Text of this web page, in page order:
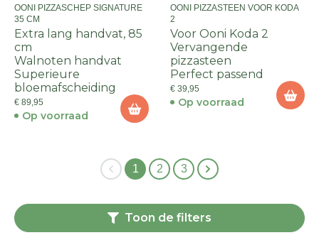
OONI PIZZASCHEP SIGNATURE
35 CM
Extra lang handvat, 85
cm
Walnoten handvat
Superieure
bloemafscheiding
€ 89,95
Op voorraad
OONI PIZZASTEEN VOOR KODA
2
Voor Ooni Koda 2
Vervangende
pizzasteen
Perfect passend
€ 39,95
Op voorraad
1 2 3
Toon de filters